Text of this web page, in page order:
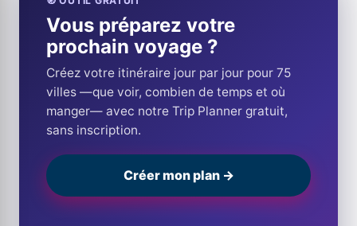
Vous préparez votre
prochain voyage ?
Créez votre itinéraire jour par jour pour 75
villes —que voir, combien de temps et où
manger— avec notre Trip Planner gratuit,
sans inscription.
Créer mon plan →